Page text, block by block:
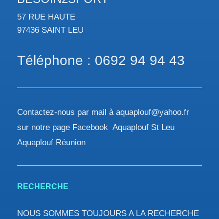
57 RUE HAUTE
97436 SAINT LEU
Téléphone : 0692 94 94 43
Contactez-nous par mail à aquaplouf@yahoo.fr
sur notre page Facebook Aquaplouf St Leu
Aquaplouf Réunion
RECHERCHE
NOUS SOMMES TOUJOURS A LA RECHERCHE